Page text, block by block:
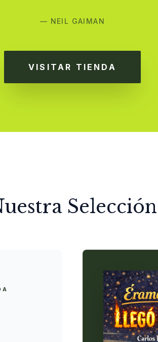
— NEIL GAIMAN
VISITAR TIENDA
Selección